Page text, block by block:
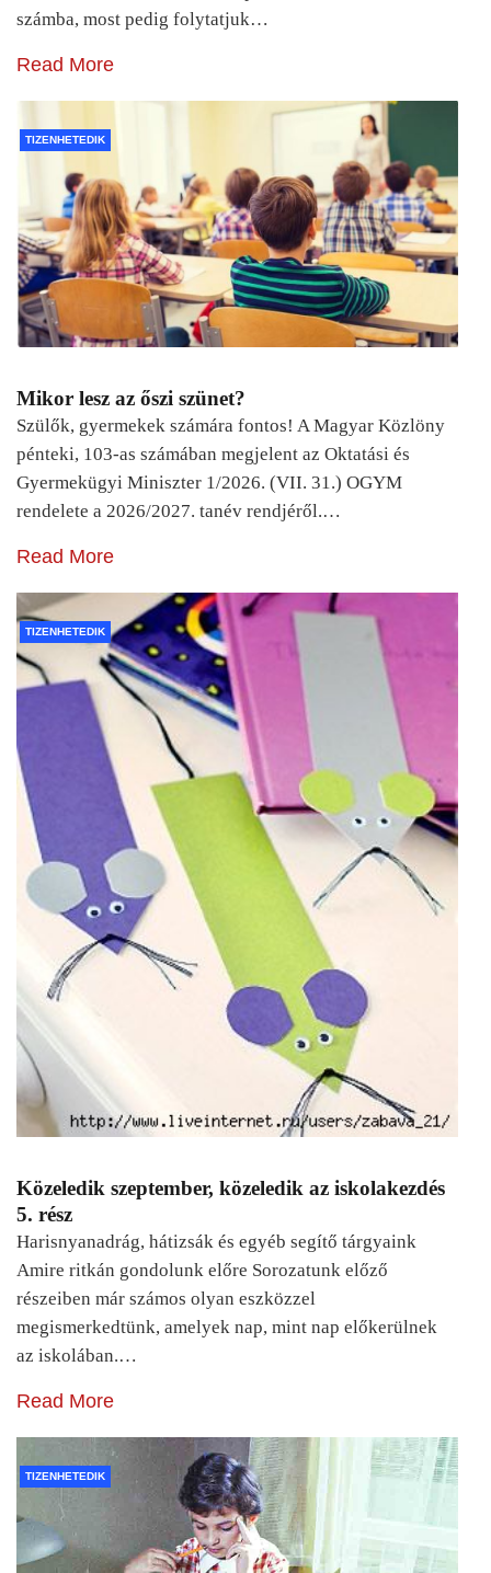
számba, most pedig folytatjuk…
Read More
TIZENHETEDIK
Mikor lesz az őszi szünet?
Szülők, gyermekek számára fontos! A Magyar Közlöny
pénteki, 103-as számában megjelent az Oktatási és
Gyermekügyi Miniszter 1/2026. (VII. 31.) OGYM
rendelete a 2026/2027. tanév rendjéről.…
Read More
TIZENHETEDIK
Közeledik szeptember, közeledik az iskolakezdés
5. rész
Harisnyanadrág, hátizsák és egyéb segítő tárgyaink
Amire ritkán gondolunk előre Sorozatunk előző
részeiben már számos olyan eszközzel
megismerkedtünk, amelyek nap, mint nap előkerülnek
az iskolában.…
Read More
TIZENHETEDIK